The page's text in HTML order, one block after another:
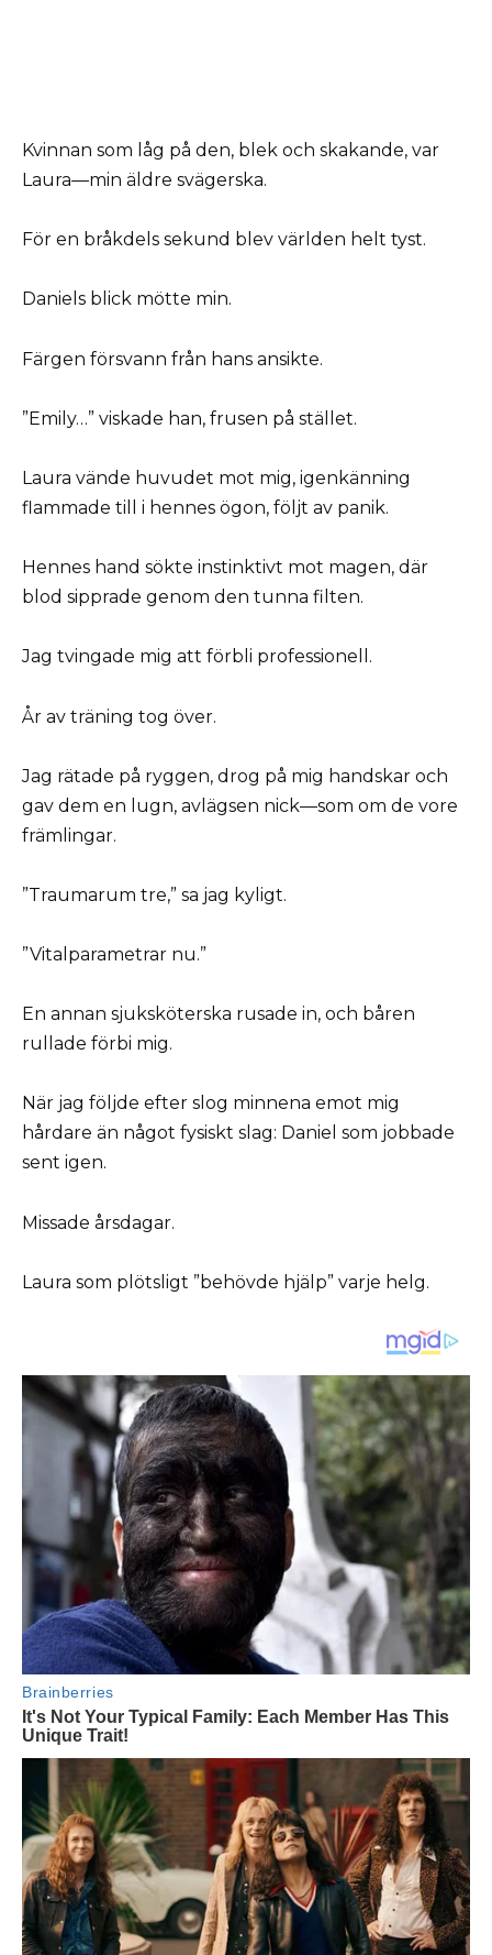
Kvinnan som låg på den, blek och skakande, var
Laura—min äldre svägerska.
För en bråkdels sekund blev världen helt tyst.
Daniels blick mötte min.
Färgen försvann från hans ansikte.
”Emily…” viskade han, frusen på stället.
Laura vände huvudet mot mig, igenkänning
flammade till i hennes ögon, följt av panik.
Hennes hand sökte instinktivt mot magen, där
blod sipprade genom den tunna filten.
Jag tvingade mig att förbli professionell.
År av träning tog över.
Jag rätade på ryggen, drog på mig handskar och
gav dem en lugn, avlägsen nick—som om de vore
främlingar.
”Traumarum tre,” sa jag kyligt.
”Vitalparametrar nu.”
En annan sjuksköterska rusade in, och båren
rullade förbi mig.
När jag följde efter slog minnena emot mig
hårdare än något fysiskt slag: Daniel som jobbade
sent igen.
Missade årsdagar.
Laura som plötsligt ”behövde hjälp” varje helg.